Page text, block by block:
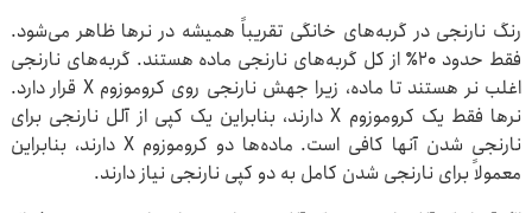
رنگ نارنجی در گربه‌های خانگی تقریباً همیشه در نرها ظاهر می‌شود.
فقط حدود 20٪ از کل گربه‌های نارنجی ماده هستند. گربه‌های نارنجی
اغلب نر هستند تا ماده، زیرا جهش نارنجی روی کروموزوم X قرار دارد.
نرها فقط یک کروموزوم X دارند، بنابراین یک کپی از آلل نارنجی برای
نارنجی شدن آنها کافی است. ماده‌ها دو کروموزوم X دارند، بنابراین
معمولاً برای نارنجی شدن کامل به دو کپی نارنجی نیاز دارند.